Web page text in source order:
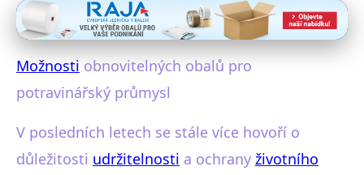
Inovace v obalovém průmyslu
Obnovitelné Obaly:
Budoucnost Udržitelného
Možnosti obnovitelných obalů pro
potravinářský průmysl
V posledních letech se stále více hovoří o
důležitosti udržitelnosti a ochrany životního